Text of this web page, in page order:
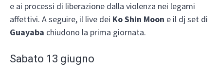
e ai processi di liberazione dalla violenza nei legami
affettivi. A seguire, il live dei Ko Shin Moon e il dj set di
Guayaba chiudono la prima giornata.
Sabato 13 giugno